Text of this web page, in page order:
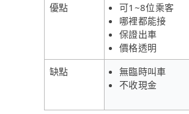
優點
可1~8位乘客
哪裡都能接
保證出車
價格透明
缺點
無臨時叫車
不收現金